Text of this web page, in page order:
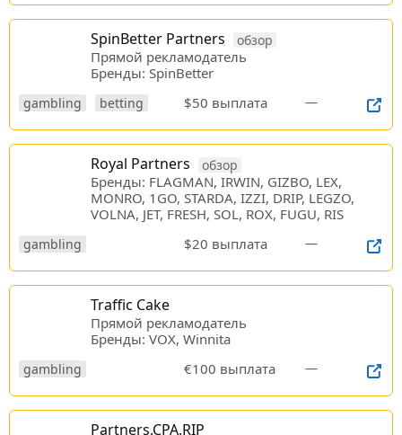
SpinBetter Partners обзор
Прямой рекламодатель
Бренды: SpinBetter
gambling betting $50 выплата —
Royal Partners обзор
Бренды: FLAGMAN, IRWIN, GIZBO, LEX,
MONRO, 1GO, STARDA, IZZI, DRIP, LEGZO,
VOLNA, JET, FRESH, SOL, ROX, FUGU, RIS
gambling $20 выплата —
Traffic Cake
Прямой рекламодатель
Бренды: VOX, Winnita
gambling €100 выплата —
Partners.CPA.RIP